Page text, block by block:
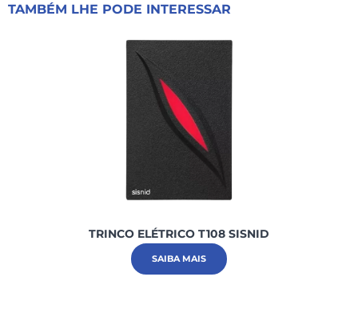
TAMBÉM LHE PODE INTERESSAR
TRINCO ELÉTRICO T108 SISNID
SAIBA MAIS